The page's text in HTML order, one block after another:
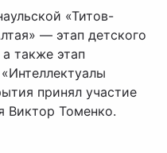
«Титов-
— этап детского
также этап
принял участие
Виктор Томенко.